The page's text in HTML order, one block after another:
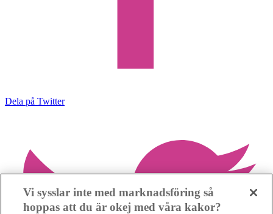
Dela på Twitter
Vi sysslar inte med marknadsföring så
hoppas att du är okej med våra kakor?